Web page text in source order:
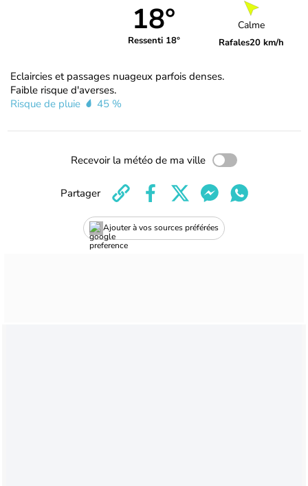
18°
Ressenti 18°
Calme
Rafales20 km/h
Eclaircies et passages nuageux parfois denses.
Faible risque d'averses.
Risque de pluie
45 %
Recevoir la météo de ma ville
Ajouter à vos sources préférées
Partager